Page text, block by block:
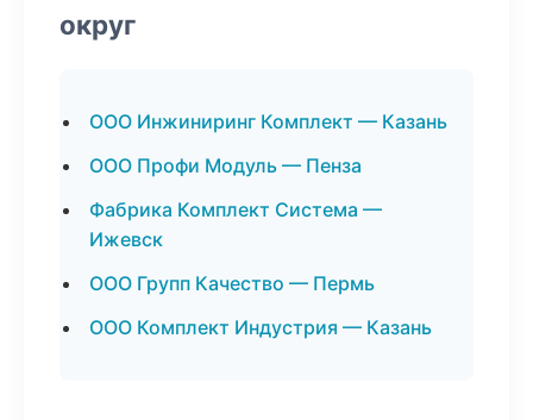
округ
ООО Инжиниринг Комплект — Казань
ООО Профи Модуль — Пенза
Фабрика Комплект Система —
Ижевск
ООО Групп Качество — Пермь
ООО Комплект Индустрия — Казань